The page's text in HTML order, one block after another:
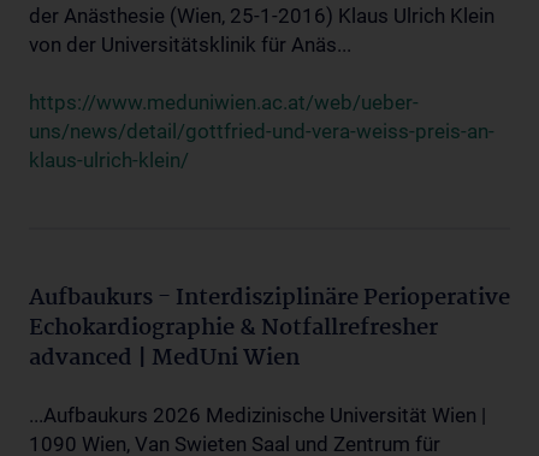
der Anästhesie (Wien, 25-1-2016) Klaus Ulrich Klein
von der Universitätsklinik für Anäs...
https://www.meduniwien.ac.at/web/ueber-
uns/news/detail/gottfried-und-vera-weiss-preis-an-
klaus-ulrich-klein/
Aufbaukurs - Interdisziplinäre Perioperative
Echokardiographie & Notfallrefresher
advanced | MedUni Wien
...Aufbaukurs 2026 Medizinische Universität Wien |
1090 Wien, Van Swieten Saal und Zentrum für